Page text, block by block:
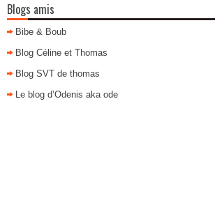
Blogs amis
Bibe & Boub
Blog Céline et Thomas
Blog SVT de thomas
Le blog d’Odenis aka ode